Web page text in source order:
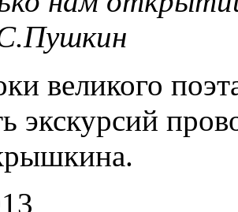
великого
экскурсий